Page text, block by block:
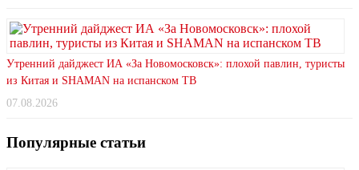
Утренний дайджест ИА «За Новомосковск»: плохой павлин, туристы
из Китая и SHAMAN на испанском ТВ
07.08.2026
Популярные статьи